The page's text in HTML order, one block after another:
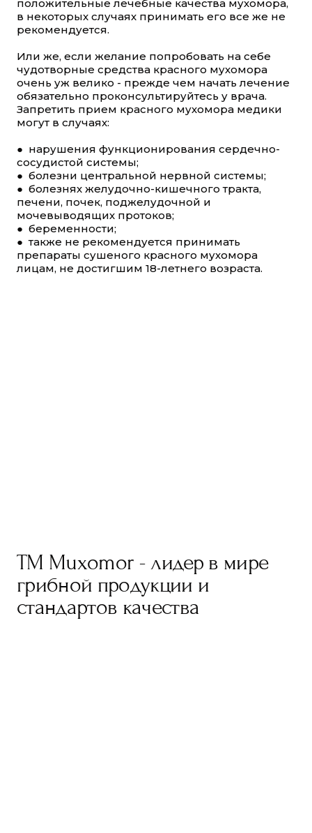
положительные лечебные качества мухомора,
в некоторых случаях принимать его все же не
рекомендуется.
Или же, если желание попробовать на себе
чудотворные средства красного мухомора
очень уж велико - прежде чем начать лечение
обязательно проконсультируйтесь у врача.
Запретить прием красного мухомора медики
могут в случаях:
● нарушения функционирования сердечно-
сосудистой системы;
● болезни центральной нервной системы;
● болезнях желудочно-кишечного тракта,
печени, почек, поджелудочной и
мочевыводящих протоков;
● беременности;
● также не рекомендуется принимать
препараты сушеного красного мухомора
лицам, не достигшим 18-летнего возраста.
TM Muxomor - лидер в мире
грибной продукции и
стандартов качества